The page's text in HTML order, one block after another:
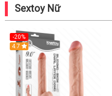
Sextoy Nữ
-20%
Hot
4.7